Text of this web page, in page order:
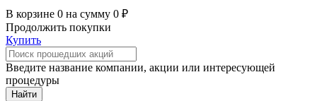
В корзине 0 на сумму 0 ₽
Продолжить покупки
Купить
Введите название компании, акции или интересующей
процедуры
Найти